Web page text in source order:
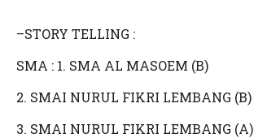
–STORY TELLING :
SMA : 1. SMA AL MASOEM (B)
2. SMAI NURUL FIKRI LEMBANG (B)
3. SMAI NURUL FIKRI LEMBANG (A)